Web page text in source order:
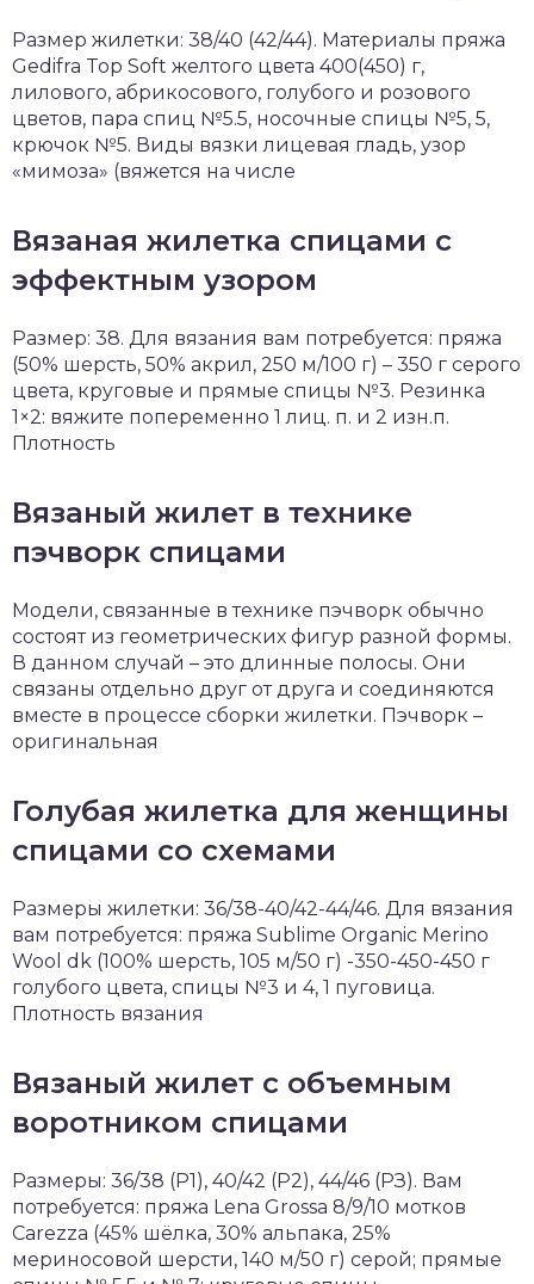
Размер жилетки: 38/40 (42/44). Материалы пряжа
Gedifra Top Soft желтого цвета 400(450) г,
лилового, абрикосового, голубого и розового
цветов, пара спиц №5.5, носочные спицы №5, 5,
крючок №5. Виды вязки лицевая гладь, узор
«мимоза» (вяжется на числе
Вязаная жилетка спицами с
эффектным узором
Размер: 38. Для вязания вам потребуется: пряжа
(50% шерсть, 50% акрил, 250 м/100 г) – 350 г серого
цвета, круговые и прямые спицы №3. Резинка
1×2: вяжите попеременно 1 лиц. п. и 2 изн.п.
Плотность
Вязаный жилет в технике
пэчворк спицами
Модели, связанные в технике пэчворк обычно
состоят из геометрических фигур разной формы.
В данном случай – это длинные полосы. Они
связаны отдельно друг от друга и соединяются
вместе в процессе сборки жилетки. Пэчворк –
оригинальная
Голубая жилетка для женщины
спицами со схемами
Размеры жилетки: 36/38-40/42-44/46. Для вязания
вам потребуется: пряжа Sublime Organic Merino
Wool dk (100% шерсть, 105 м/50 г) -350-450-450 г
голубого цвета, спицы №3 и 4, 1 пуговица.
Плотность вязания
Вязаный жилет с объемным
воротником спицами
Размеры: 36/38 (Р1), 40/42 (Р2), 44/46 (РЗ). Вам
потребуется: пряжа Lena Grossa 8/9/10 мотков
Carezza (45% шёлка, 30% альпака, 25%
мериносовой шерсти, 140 м/50 г) серой; прямые